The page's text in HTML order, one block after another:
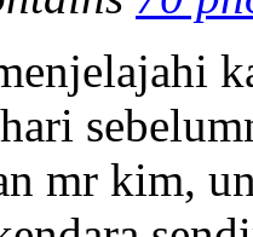
mr kim,